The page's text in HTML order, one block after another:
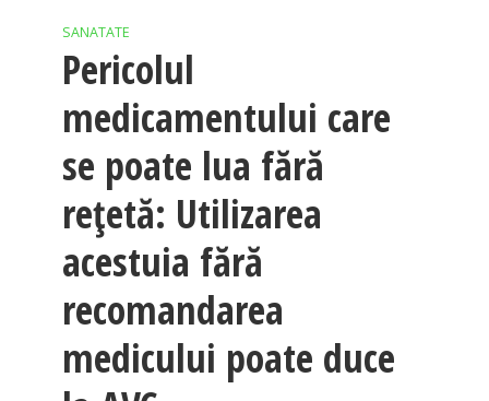
SANATATE
Pericolul
medicamentului care
se poate lua fără
rețetă: Utilizarea
acestuia fără
recomandarea
medicului poate duce